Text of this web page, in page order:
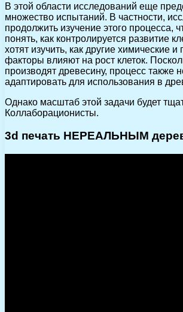
В этой области исследований еще
множество испытаний. В частности,
продолжить изучение этого процесса,
понять, как контролируется развитие
хотят изучить, как другие химические и
факторы влияют на рост клеток.
производят древесину, процесс также
адаптировать для использования в
Однако масштаб этой задачи будет
Коллаборационисты.
3d печать НЕРЕАЛЬНЫМ